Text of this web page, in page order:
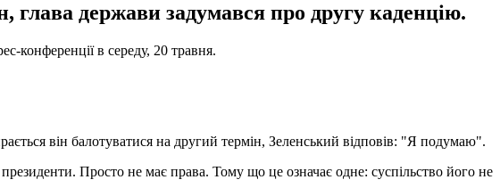
глава держави задумався про другу каденцію.
конференції в середу, 20 травня.
він балотуватися на другий термін, Зеленський відповів: "Я подумаю".
Просто не має права. Тому що це означає одне: суспільство його не